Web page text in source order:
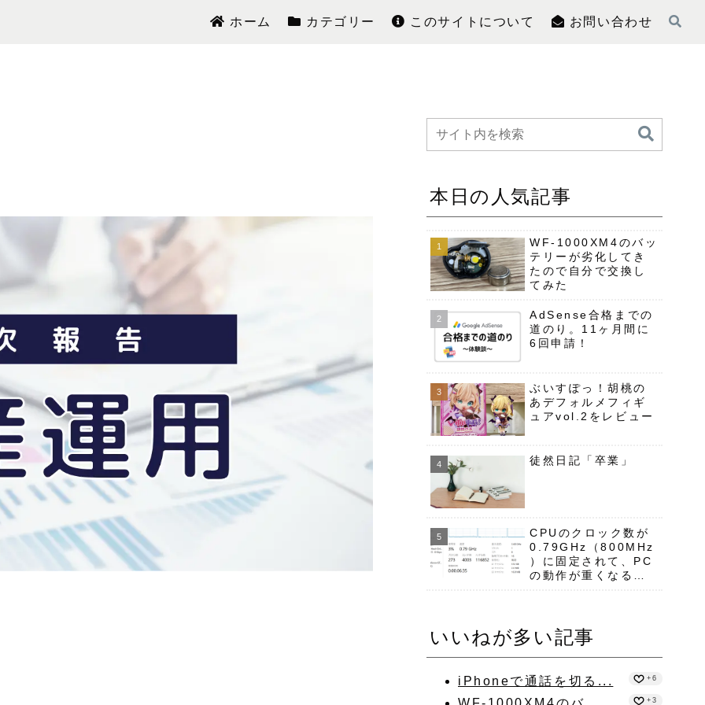
ホーム カテゴリー このサイトについて お問い合わせ
本日の人気記事
WF-1000XM4のバッ
テリーが劣化してき
たので自分で交換し
てみた
AdSense合格までの
道のり。11ヶ月間に
6回申請！
ぶいすぽっ！胡桃の
あデフォルメフィギ
ュアvol.2をレビュー
徒然日記「卒業」
CPUのクロック数が
0.79GHz（800MHz
）に固定されて、PC
の動作が重くなる
いいねが多い記事
iPhoneで通話を切る... +6
+3